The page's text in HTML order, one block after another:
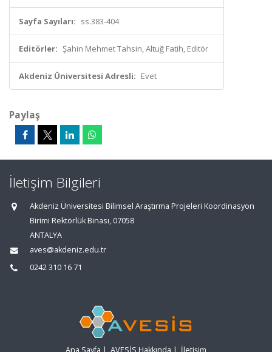
Sayfa Sayıları: ss.383-404
Editörler: Şahin Mehmet Tahsin, Altuğ Fatih, Editör
Akdeniz Üniversitesi Adresli: Evet
Paylaş
İletişim Bilgileri
Akdeniz Üniversitesi Bilimsel Araştırma Projeleri Koordinasyon
Birimi Rektörlük Binası, 07058
ANTALYA
aves@akdeniz.edu.tr
0242 310 16 71
Ana Sayfa | AVESİS Hakkında | İletişim